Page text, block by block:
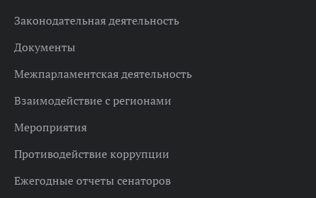
Законодательная деятельность
Документы
Межпарламентская деятельность
Взаимодействие с регионами
Мероприятия
Противодействие коррупции
Ежегодные отчеты сенаторов